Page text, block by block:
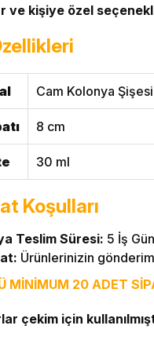
ve kişiye özel
Cam Kolonya Şişesi
8 cm
30 ml
Koşulları
Teslim Süresi: 5 İş
Ürünlerinizin
MİNİMUM 20 ADET
çekim için